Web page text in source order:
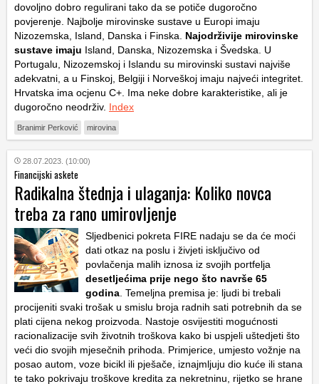
dovoljno dobro regulirani tako da se potiče dugoročno
povjerenje. Najbolje mirovinske sustave u Europi imaju
Nizozemska, Island, Danska i Finska. Najodrživije mirovinske
sustave imaju Island, Danska, Nizozemska i Švedska. U
Portugalu, Nizozemskoj i Islandu su mirovinski sustavi najviše
adekvatni, a u Finskoj, Belgiji i Norveškoj imaju najveći integritet.
Hrvatska ima ocjenu C+. Ima neke dobre karakteristike, ali je
dugoročno neodrživ. Index
Branimir Perković mirovina
28.07.2023. (10:00)
Financijski askete
Radikalna štednja i ulaganja: Koliko novca
treba za rano umirovljenje
Sljedbenici pokreta FIRE nadaju se da će moći
dati otkaz na poslu i živjeti isključivo od
povlačenja malih iznosa iz svojih portfelja
desetljećima prije nego što navrše 65
godina . Temeljna premisa je: ljudi bi trebali
procijeniti svaki trošak u smislu broja radnih sati potrebnih da se
plati cijena nekog proizvoda. Nastoje osvijestiti mogućnosti
racionalizacije svih životnih troškova kako bi uspjeli uštedjeti što
veći dio svojih mjesečnih prihoda. Primjerice, umjesto vožnje na
posao autom, voze bicikl ili pješače, iznajmljuju dio kuće ili stana
te tako pokrivaju troškove kredita za nekretninu, rijetko se hrane